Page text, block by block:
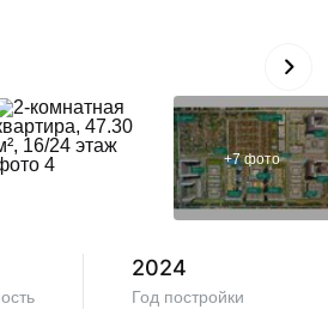
+7 фото
2024
Год постройки